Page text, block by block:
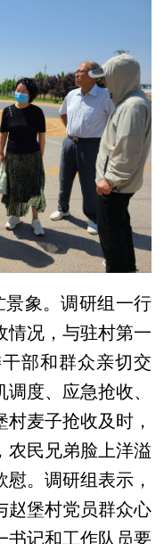
象。调研组一行
情况，与驻村第一
部和群众亲切交
度、应急抢收、
麦子抢收及时，
农民兄弟脸上洋溢
。调研组表示，
赵堡村党员群众心
书记和工作队员要